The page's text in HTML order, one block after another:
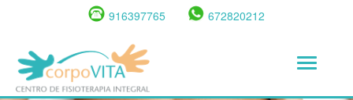
contenido
principal
916397765 672820212
Toggle